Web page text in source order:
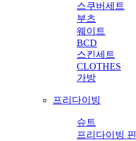
스쿠버세트
부츠
웨이트
BCD
스킨세트
CLOTHES
가방
프리다이빙
슈트
프리다이빙 핀